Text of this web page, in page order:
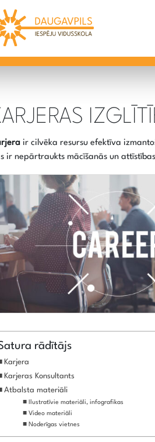
ir cilvēka resursu efektīva
ir nepārtraukts mācīšanās un
rādītājs
Karjera
Karjeras Konsultants
Atbalsta materiāli
Ilustratīvie materiāli, infografikas
Video materiāli
Noderīgas vietnes